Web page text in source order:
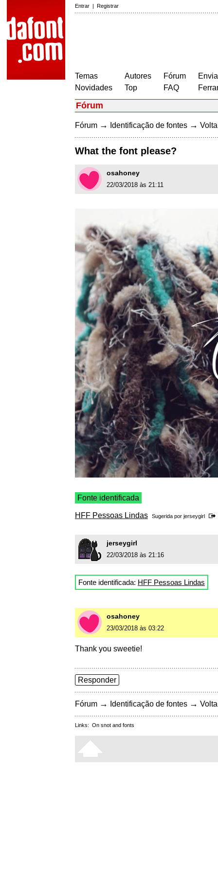
Entrar | Registrar
Temas
Novidades
Autores
Top
Fórum
FAQ
Fórum
Fórum → Identificação de fontes →
What the font please?
osahoney
22/03/2018 às 21:11
Fonte identificada
HFF Pessoas Lindas Sugerida por jerseygirl
jerseygirl
22/03/2018 às 21:16
Fonte identificada: HFF Pessoas Lindas
osahoney
23/03/2018 às 03:22
Thank you sweetie!
Responder
Fórum → Identificação de fontes →
Links: On snot and fonts